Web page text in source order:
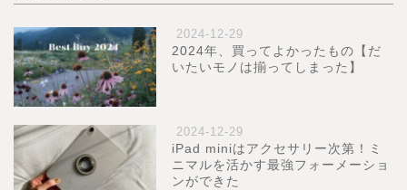
2024-12-29
2024年、買ってよかったもの【だ
いたいモノは揃ってしまった】
2024-12-29
iPad miniはアクセサリー次第！ミ
ニマルを活かす最強フォーメーショ
ンができた